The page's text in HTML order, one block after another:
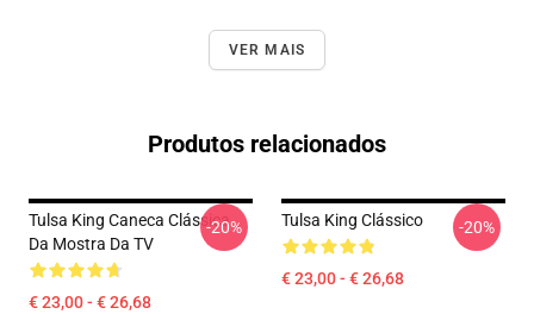
VER MAIS
Produtos relacionados
Tulsa King Caneca Clássica
Da Mostra Da TV
€ 23,00 - € 26,68
-20% Tulsa King Clássico
€ 23,00 - € 26,68
-20%